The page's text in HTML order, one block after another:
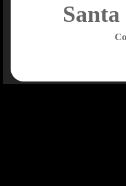
Santa